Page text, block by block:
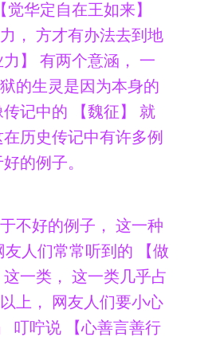
华定自在王如来】
， 方才有办法去到地
】 有两个意涵， 一
的生灵是因为本身的
记中的 【魏征】 就
历史传记中有许多例
的例子。
不好的例子， 这一种
人们常常听到的 【做
一类， 这一类几乎占
上， 网友人们要小心
叮咛说 【心善言善行